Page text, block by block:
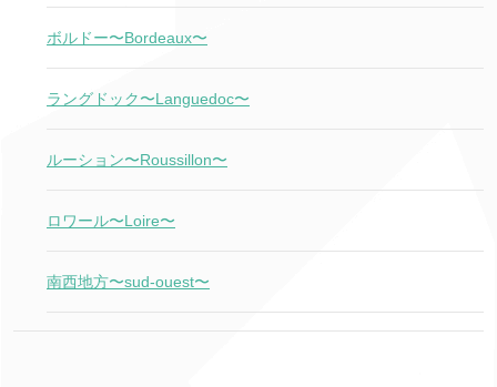
ボルドー〜Bordeaux〜
ラングドック〜Languedoc〜
ルーション〜Roussillon〜
ロワール〜Loire〜
南西地方〜sud-ouest〜